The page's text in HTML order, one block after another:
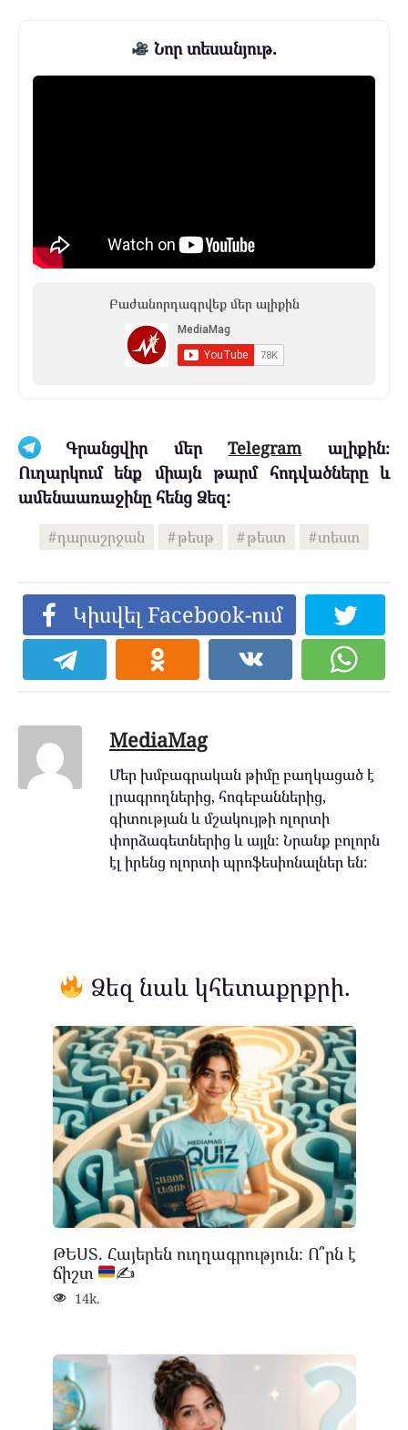
Նոր տեսանյութ.
Բաժանորդագրվեք մեր ալիքին
Գրանցվիր մերTelegramալիքին։
Ուղարկում ենք միայն թարմ հոդվածները և
ամենաառաջինը հենց Ձեզ:
դարաշրջան թեսթ թեստ տեստ
Կիսվել Facebook-ում
MediaMag
Մեր խմբագրական թիմը բաղկացած է
լրագրողներից, հոգեբաններից,
գիտության և մշակույթի ոլորտի
փորձագետներից և այլն: Նրանք բոլորն
էլ իրենց ոլորտի պրոֆեսիոնալներ են:
Ձեզ նաև կհետաքրքրի.
ԹԵՍՏ. Հայերեն ուղղագրություն։ Ո՞րն է
ճիշտ
✍
14k.